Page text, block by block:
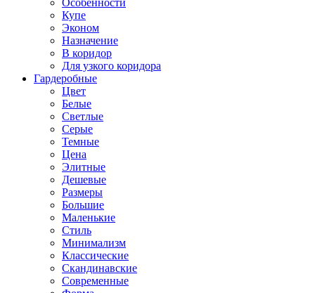
Особенности
Купе
Эконом
Назначение
В коридор
Для узкого коридора
Гардеробные
Цвет
Белые
Светлые
Серые
Темные
Цена
Элитные
Дешевые
Размеры
Большие
Маленькие
Стиль
Минимализм
Классические
Скандинавские
Современные